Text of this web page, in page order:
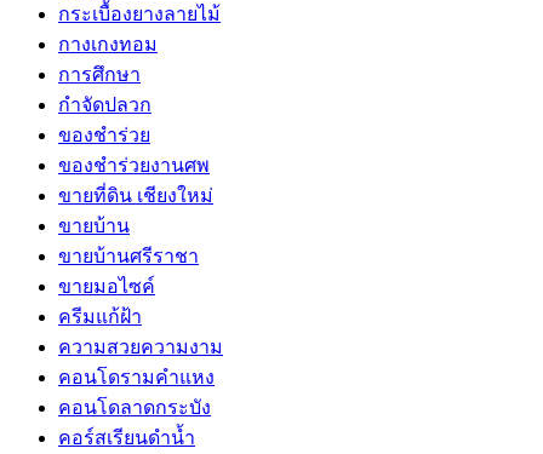
กระเบื้องยางลายไม้
กางเกงทอม
การศึกษา
กำจัดปลวก
ของชำร่วย
ของชำร่วยงานศพ
ขายที่ดิน เชียงใหม่
ขายบ้าน
ขายบ้านศรีราชา
ขายมอไซค์
ครีมแก้ฝ้า
ความสวยความงาม
คอนโดรามคำแหง
คอนโดลาดกระบัง
คอร์สเรียนดำน้ำ